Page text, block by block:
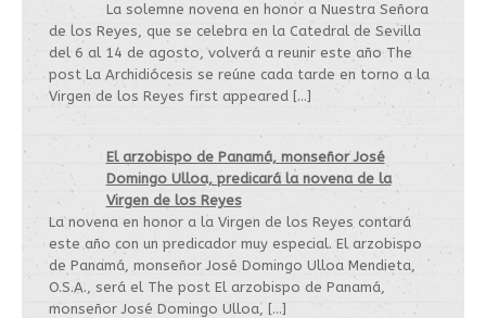
La solemne novena en honor a Nuestra Señora
de los Reyes, que se celebra en la Catedral de Sevilla
del 6 al 14 de agosto, volverá a reunir este año The
post La Archidiócesis se reúne cada tarde en torno a la
Virgen de los Reyes first appeared […]
El arzobispo de Panamá, monseñor José
Domingo Ulloa, predicará la novena de la
Virgen de los Reyes
La novena en honor a la Virgen de los Reyes contará
este año con un predicador muy especial. El arzobispo
de Panamá, monseñor José Domingo Ulloa Mendieta,
O.S.A., será el The post El arzobispo de Panamá,
monseñor José Domingo Ulloa, […]